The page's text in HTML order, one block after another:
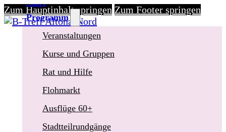
Zum Hauptinhalt springen Zum Footer springen
Start
Programm
Veranstaltungen
Kurse und Gruppen
Rat und Hilfe
Flohmarkt
Ausflüge 60+
Stadtteilrundgänge